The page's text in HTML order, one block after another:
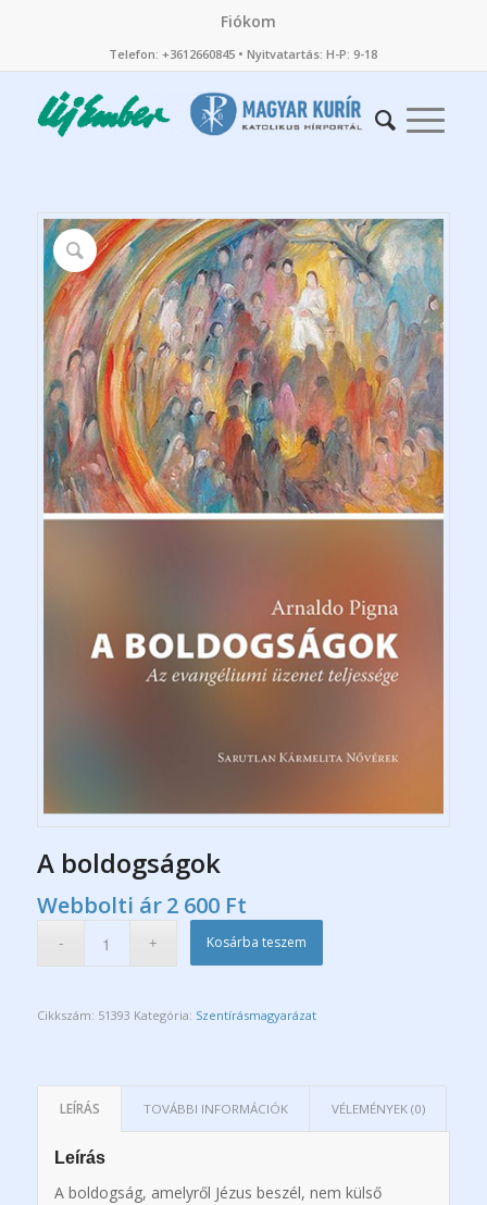
Fiókom
Telefon: +3612660845 • Nyitvatartás: H-P: 9-18
A boldogságok
Webbolti ár 2 600 Ft
Kosárba teszem
Cikkszám: 51393 Kategória: Szentírásmagyarázat
LEÍRÁS TOVÁBBI INFORMÁCIÓK VÉLEMÉNYEK (0)
Leírás
A boldogság, amelyről Jézus beszél, nem külső